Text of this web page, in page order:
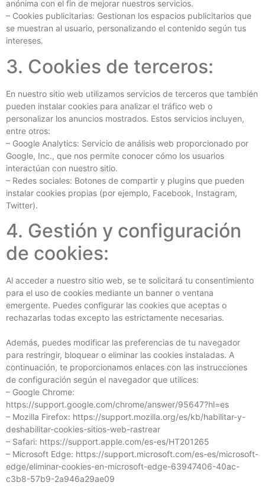
anónima con el fin de mejorar nuestros servicios.
– Cookies publicitarias: Gestionan los espacios publicitarios que
se muestran al usuario, personalizando el contenido según tus
intereses.
3. Cookies de terceros:
En nuestro sitio web utilizamos servicios de terceros que también
pueden instalar cookies para analizar el tráfico web o
personalizar los anuncios mostrados. Estos servicios incluyen,
entre otros:
– Google Analytics: Servicio de análisis web proporcionado por
Google, Inc., que nos permite conocer cómo los usuarios
interactúan con nuestro sitio.
– Redes sociales: Botones de compartir y plugins que pueden
instalar cookies propias (por ejemplo, Facebook, Instagram,
Twitter).
4. Gestión y configuración
de cookies:
Al acceder a nuestro sitio web, se te solicitará tu consentimiento
para el uso de cookies mediante un banner o ventana
emergente. Puedes configurar las cookies que aceptas o
rechazarlas todas excepto las estrictamente necesarias.
Además, puedes modificar las preferencias de tu navegador
para restringir, bloquear o eliminar las cookies instaladas. A
continuación, te proporcionamos enlaces con las instrucciones
de configuración según el navegador que utilices:
– Google Chrome:
https://support.google.com/chrome/answer/95647?hl=es
– Mozilla Firefox: https://support.mozilla.org/es/kb/habilitar-y-
deshabilitar-cookies-sitios-web-rastrear
– Safari: https://support.apple.com/es-es/HT201265
– Microsoft Edge: https://support.microsoft.com/es-es/microsoft-
edge/eliminar-cookies-en-microsoft-edge-63947406-40ac-
c3b8-57b9-2a946a29ae09